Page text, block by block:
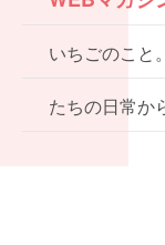
いちごのこと
たちの日常か